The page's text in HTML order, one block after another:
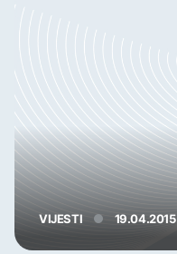
VIJESTI 19.04.2015